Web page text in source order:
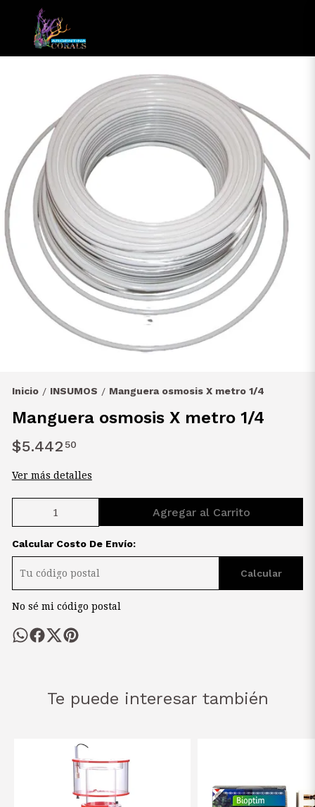
Inicio / INSUMOS / Manguera osmosis X metro 1/4
Manguera osmosis X metro 1/4
$5.442 50
Ver más detalles
Agregar al Carrito
Calcular Costo De Envío:
Calcular
No sé mi código postal
Te puede interesar también